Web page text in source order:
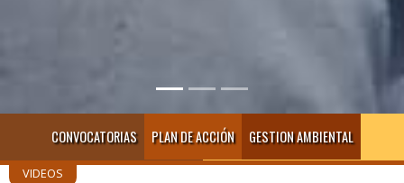
CONVOCATORIAS PLAN DE ACCIÓN GESTION AMBIENTAL
VIDEOS